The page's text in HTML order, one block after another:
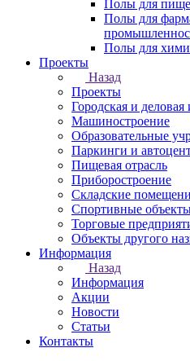
Полы для
Полы для
Полы для
Проекты
Назад
Проекты
Городская и деловая
Машиностроение
Образовательные
Паркинги и
Пищевая отрасль
Приборостроение
Складские
Спортивные
Торговые
Объекты другого
Информация
Назад
Информация
Акции
Новости
Статьи
Контакты